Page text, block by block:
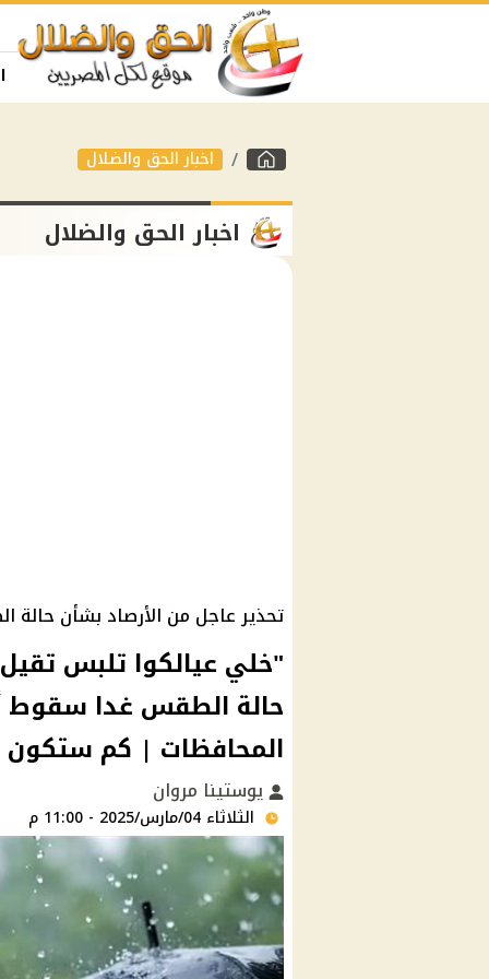
اخبار الحق والضلال
اخبار الحق والضلال
تحذير عاجل من الأرصاد بشأن حالة
"خلي عيالكوا تلبس
حالة الطقس غدا سقوط
المحافظات | كم ستكون
يوستينا مروان
الثلاثاء 04/مارس/2025 - 11:00 م